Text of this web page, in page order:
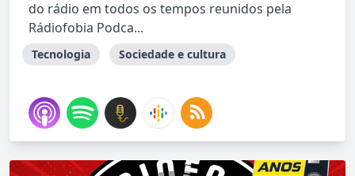
do rádio em todos os tempos reunidos pela
Rádiofobia Podca...
Tecnologia Sociedade e cultura